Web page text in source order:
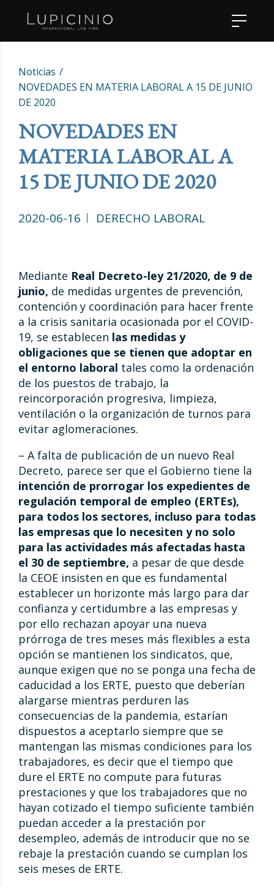
Noticias
NOVEDADES EN MATERIA LABORAL A 15 DE JUNIO
DE 2020
NOVEDADES EN
MATERIA LABORAL A
15 DE JUNIO DE 2020
2020-06-16 DERECHO LABORAL
Mediante Real Decreto-ley 21/2020, de 9 de
junio, de medidas urgentes de prevención,
contención y coordinación para hacer frente
a la crisis sanitaria ocasionada por el COVID-
19, se establecen las medidas y
obligaciones que se tienen que adoptar en
el entorno laboral tales como la ordenación
de los puestos de trabajo, la
reincorporación progresiva, limpieza,
ventilación o la organización de turnos para
evitar aglomeraciones.
– A falta de publicación de un nuevo Real
Decreto, parece ser que el Gobierno tiene la
intención de prorrogar los expedientes de
regulación temporal de empleo (ERTEs),
para todos los sectores, incluso para todas
las empresas que lo necesiten y no solo
para las actividades más afectadas hasta
el 30 de septiembre, a pesar de que desde
la CEOE insisten en que es fundamental
establecer un horizonte más largo para dar
confianza y certidumbre a las empresas y
por ello rechazan apoyar una nueva
prórroga de tres meses más flexibles a esta
opción se mantienen los sindicatos, que,
aunque exigen que no se ponga una fecha de
caducidad a los ERTE, puesto que deberían
alargarse mientras perduren las
consecuencias de la pandemia, estarían
dispuestos a aceptarlo siempre que se
mantengan las mismas condiciones para los
trabajadores, es decir que el tiempo que
dure el ERTE no compute para futuras
prestaciones y que los trabajadores que no
hayan cotizado el tiempo suficiente también
puedan acceder a la prestación por
desempleo, además de introducir que no se
rebaje la prestación cuando se cumplan los
seis meses de ERTE.